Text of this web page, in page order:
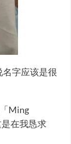
字应该是很
Ming
在我恳求